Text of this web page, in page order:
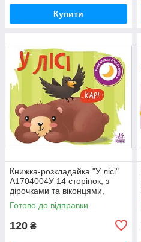
Купити
Книжка-розкладайка "У лісі"
А1704004У 14 сторінок, з
дірочками та віконцями,
173х145 мм
Готово до відправки
120 ₴